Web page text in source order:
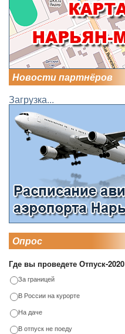
Новости партнёров
Загрузка...
Опрос
Где вы проведете Отпуск-2020
За границей
В России на курорте
На даче
В отпуск не поеду